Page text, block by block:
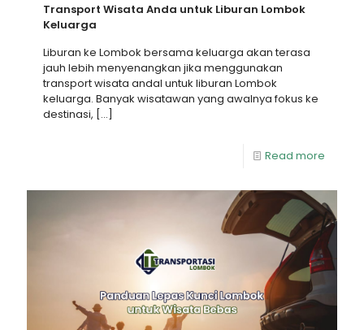
Transport Wisata Anda untuk Liburan Lombok
Keluarga
Liburan ke Lombok bersama keluarga akan terasa
jauh lebih menyenangkan jika menggunakan
transport wisata andal untuk liburan Lombok
keluarga. Banyak wisatawan yang awalnya fokus ke
destinasi, […]
Read more